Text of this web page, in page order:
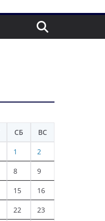
СБ ВС
1 2
8 9
15 16
22 23